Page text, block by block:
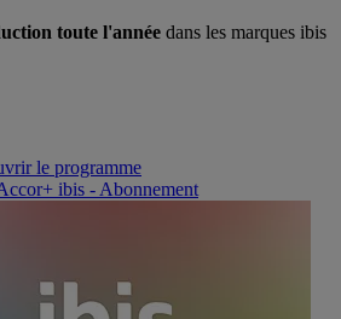
toute l'année dans les marques ibis
le programme
ibis - Abonnement